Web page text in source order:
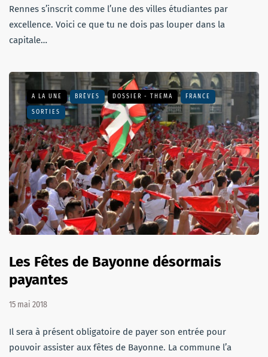
Rennes s’inscrit comme l’une des villes étudiantes par
excellence. Voici ce que tu ne dois pas louper dans la
capitale…
A LA UNE BRÈVES DOSSIER - THEMA FRANCE
SORTIES
Les Fêtes de Bayonne désormais
payantes
15 mai 2018
Il sera à présent obligatoire de payer son entrée pour
pouvoir assister aux fêtes de Bayonne. La commune l’a